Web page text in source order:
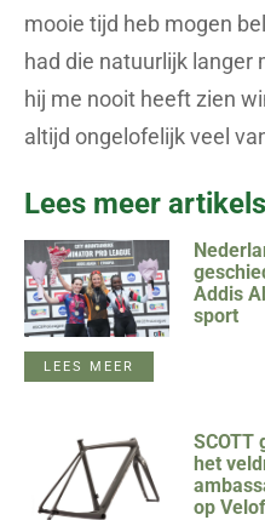
mooie tijd heb mogen
had die natuurlijk
hij me nooit heeft zien
altijd ongelofelijk veel
Lees meer artikels
Addis
sport
LEES MEER
SCOTT
het
op